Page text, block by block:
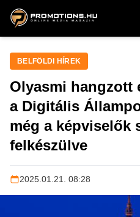
ZENE, FILM & KULT
BELFÖLDI HÍREK
Olyasmi hangzott
a Digitális
még a képviselők
felkészülve
2025.01.21. 08:28